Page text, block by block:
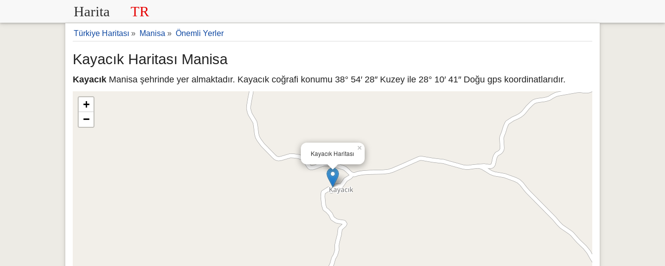
Harita TR
Türkiye Haritası » Manisa » Önemli Yerler
Kayacık Haritası Manisa
Kayacık Manisa şehrinde yer almaktadır. Kayacık coğrafi konumu 38° 54′ 28″ Kuzey ile 28° 10′ 41″ Doğu gps koordinatlarıdır.
Kayacık Haritası
×
+
−